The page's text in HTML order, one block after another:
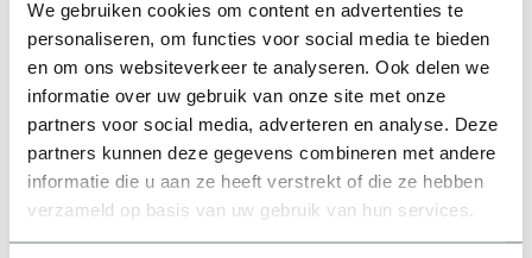
We gebruiken cookies om content en advertenties te
personaliseren, om functies voor social media te bieden
en om ons websiteverkeer te analyseren. Ook delen we
informatie over uw gebruik van onze site met onze
partners voor social media, adverteren en analyse. Deze
partners kunnen deze gegevens combineren met andere
informatie die u aan ze heeft verstrekt of die ze hebben
verzameld op basis van uw gebruik van hun services.
supertevreden. Alles werd netjes geregeld: snel geleverd,
makkelijk contact, en ook het ophalen verliep soepel.
Tijdens de huurperiode liep het bij ons allemaal even wat
anders dan gepland, maar er werd goed meegedacht. Heel
prettig als een bedrijf zo flexibel en vriendelijk met je
omgaat! Echt een aanrader als je op zoek bent naar een
betrouwbare partij die niet alleen doet wat ze beloven, maar
ook nog eens meedenkt.
Wim van den Berg